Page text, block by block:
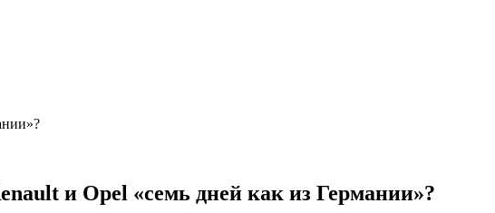
и Opel «семь дней как из Германии»?